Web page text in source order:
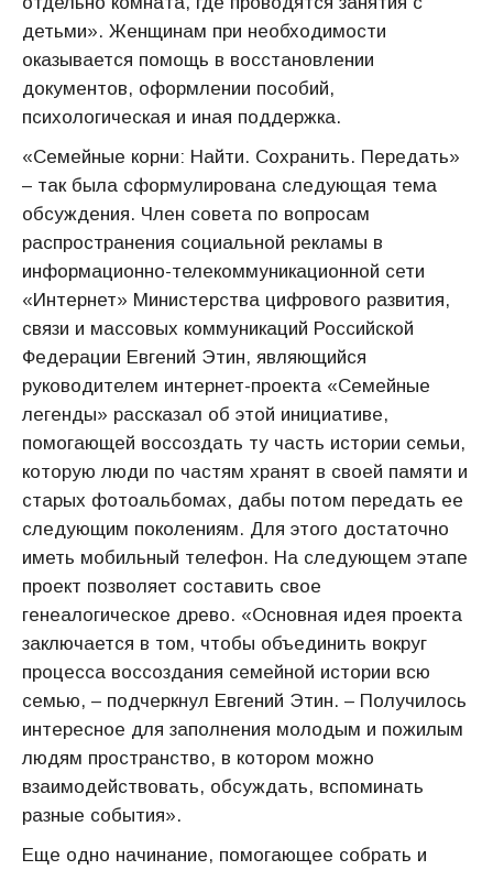
детьми». Женщинам при необходимости
оказывается помощь в восстановлении
документов, оформлении пособий,
психологическая и иная поддержка.
«Семейные корни: Найти. Сохранить. Передать»
– так была сформулирована следующая тема
обсуждения. Член совета по вопросам
распространения социальной рекламы в
информационно-телекоммуникационной сети
«Интернет» Министерства цифрового развития,
связи и массовых коммуникаций Российской
Федерации Евгений Этин, являющийся
руководителем интернет-проекта «Семейные
легенды» рассказал об этой инициативе,
помогающей воссоздать ту часть истории семьи,
которую люди по частям хранят в своей памяти и
старых фотоальбомах, дабы потом передать ее
следующим поколениям. Для этого достаточно
иметь мобильный телефон. На следующем этапе
проект позволяет составить свое
генеалогическое древо. «Основная идея проекта
заключается в том, чтобы объединить вокруг
процесса воссоздания семейной истории всю
семью, – подчеркнул Евгений Этин. – Получилось
интересное для заполнения молодым и пожилым
людям пространство, в котором можно
взаимодействовать, обсуждать, вспоминать
разные события».
Еще одно начинание, помогающее собрать и